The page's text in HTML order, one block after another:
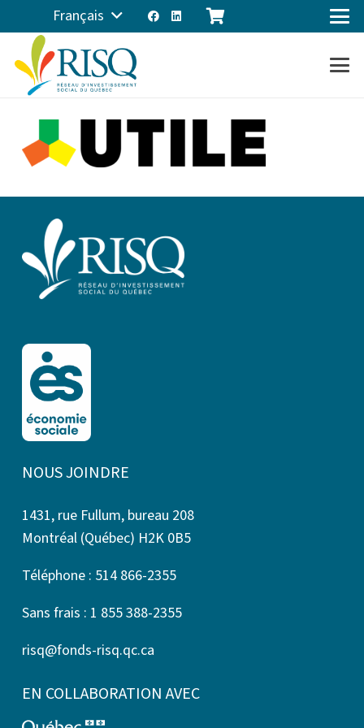
Français
NOUS JOINDRE
1431, rue Fullum, bureau 208
Montréal (Québec) H2K 0B5
Téléphone : 514 866-2355
Sans frais : 1 855 388-2355
risq@fonds-risq.qc.ca
EN COLLABORATION AVEC